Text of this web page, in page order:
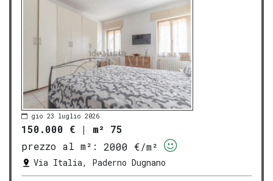
gio 23 luglio 2026
150.000 € | m² 75
prezzo al m²:
2000 €/m²
Via Italia, Paderno Dugnano